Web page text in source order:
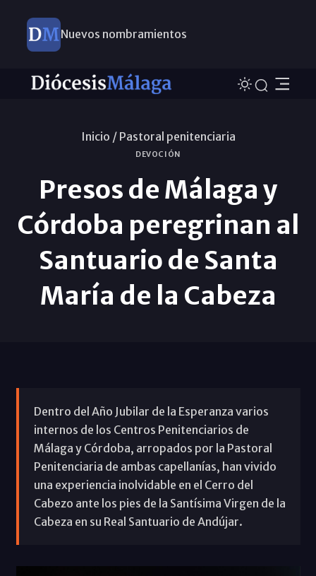
Nuevos nombramientos
Inicio / Pastoral penitenciaria
DEVOCIÓN
Presos de Málaga y
Córdoba peregrinan al
Santuario de Santa
María de la Cabeza
Dentro del Año Jubilar de la Esperanza varios
internos de los Centros Penitenciarios de
Málaga y Córdoba, arropados por la Pastoral
Penitenciaria de ambas capellanías, han vivido
una experiencia inolvidable en el Cerro del
Cabezo ante los pies de la Santísima Virgen de la
Cabeza en su Real Santuario de Andújar.